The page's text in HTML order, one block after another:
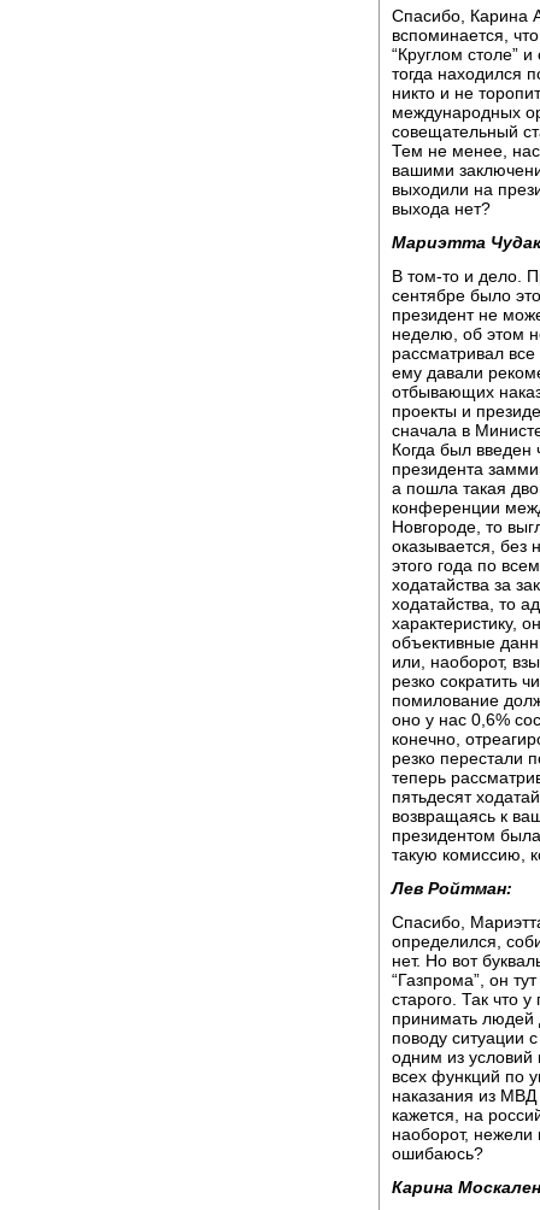
Спасибо, Карина
вспоминается,
“Круглом столе”
тогда находился
никто и не
международных
совещательный
Тем не менее,
вашими
выходили на
выхода нет?
Мариэтта
В том-то и дело.
сентябре было
президент не
неделю, об этом
рассматривал
ему давали
отбывающих
проекты и
сначала в
Когда был
президента
а пошла такая
конференции
Новгороде, то
оказывается, без
этого года по
ходатайства за
ходатайства, то
характеристику,
объективные
или, наоборот,
резко сократить
помилование
оно у нас 0,6%
конечно,
резко перестали
теперь
пятьдесят
возвращаясь к
президентом
такую комиссию,
Лев Ройтман:
Спасибо,
определился,
нет. Но вот
“Газпрома”, он
старого. Так что
принимать людей
поводу ситуации
одним из
всех функций по
наказания из
кажется, на
наоборот,
ошибаюсь?
Карина